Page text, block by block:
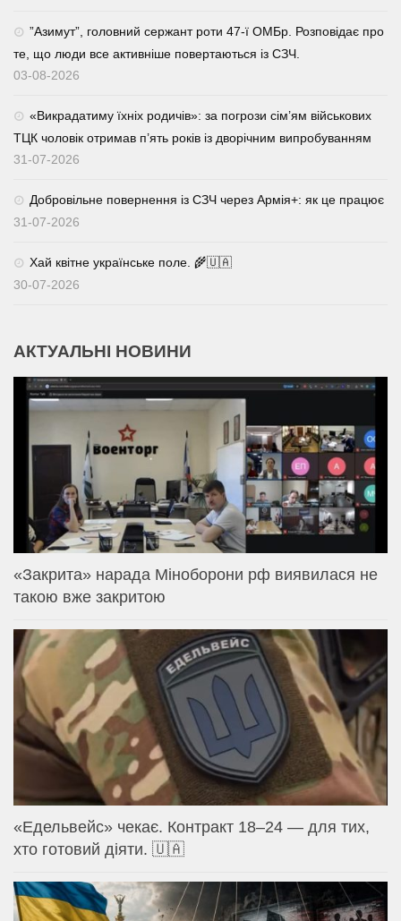
⁨”Азимут”, головний сержант роти 47-ї ОМБр. Розповідає про
те, що люди все активніше повертаються із СЗЧ.
03-08-2026
«Викрадатиму їхніх родичів»: за погрози сім’ям військових
ТЦК чоловік отримав п’ять років із дворічним випробуванням
31-07-2026
Добровільне повернення із СЗЧ через Армія+: як це працює
31-07-2026
Хай квітне українське поле. 🌾🇺🇦
30-07-2026
АКТУАЛЬНІ НОВИНИ
«Закрита» нарада Міноборони рф виявилася не
такою вже закритою
«Едельвейс» чекає. Контракт 18–24 — для тих,
хто готовий діяти. 🇺🇦